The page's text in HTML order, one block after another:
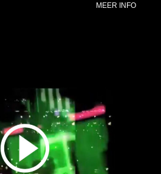
MEER INFO